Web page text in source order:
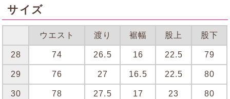
サイズ
ウエスト 渡り 裾幅 股上 股下
28 74 26.5 16 22.5 79
29 76 27 16.5 22.5 80
30 78 27.5 17 23 80